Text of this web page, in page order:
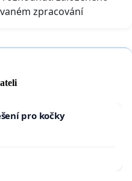
zpracování
pro kočky